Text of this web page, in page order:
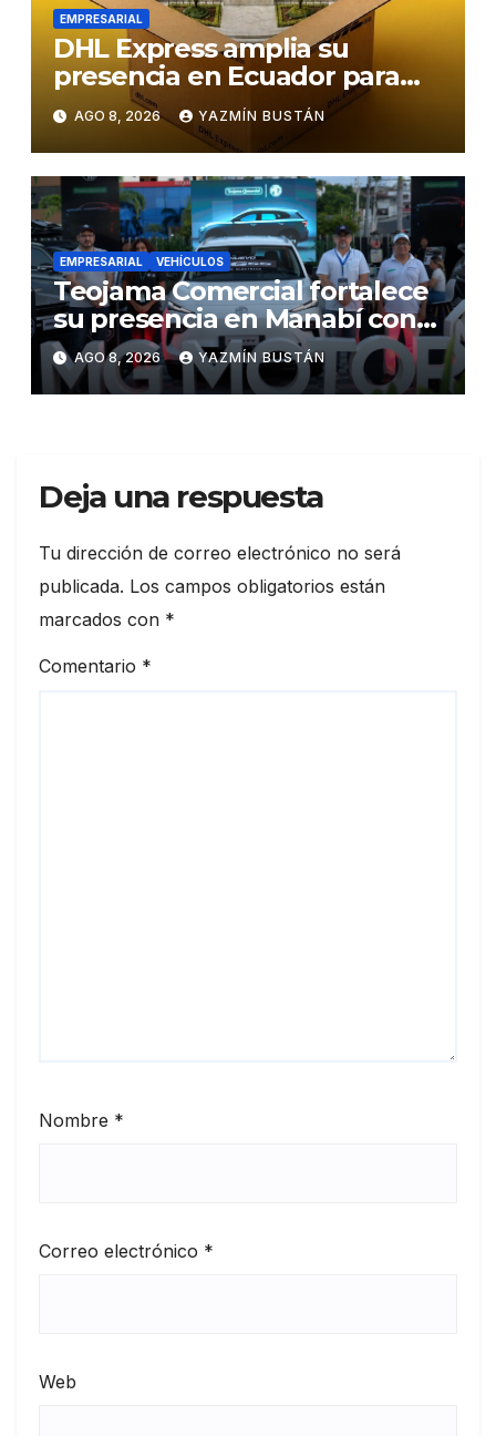
EMPRESARIAL
DHL Express amplia su
presencia en Ecuador para
responder al crecimiento de
las exportaciones
AGO 8, 2026 YAZMÍN BUSTÁN
EMPRESARIAL VEHÍCULOS
Teojama Comercial fortalece
su presencia en Manabí con
una apuesta por la movilidad
híbrida y eléctrica durante
ExpoAuto del Pacífico 2026
AGO 8, 2026 YAZMÍN BUSTÁN
Deja una respuesta
Tu dirección de correo electrónico no será
publicada. Los campos obligatorios están
marcados con *
Comentario *
Nombre *
Correo electrónico *
Web